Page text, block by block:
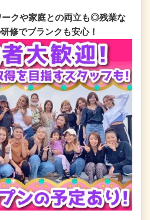
ークや家庭との両立も◎残業な
修でブランクも安心！